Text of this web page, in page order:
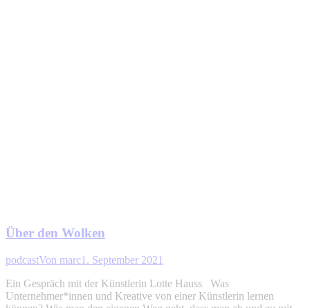
Über den Wolken
podcastVon marc1. September 2021
Ein Gespräch mit der Künstlerin Lotte Hauss Was
Unternehmer*innen und Kreative von einer Künstlerin lernen